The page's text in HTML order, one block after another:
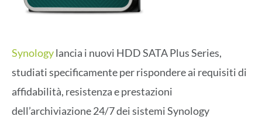
Synologylancia i nuovi HDD SATA Plus Series,
studiati specificamente per rispondere ai requisiti di
affidabilità, resistenza e prestazioni
dell’archiviazione 24/7 dei sistemi Synology